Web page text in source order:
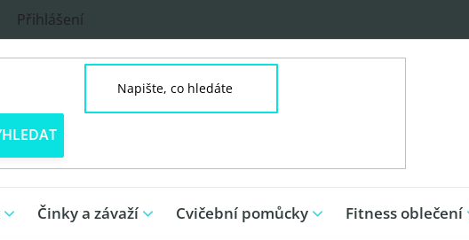
Přihlášení
Činky a závaží Cvičební pomůcky Fitness oblečení